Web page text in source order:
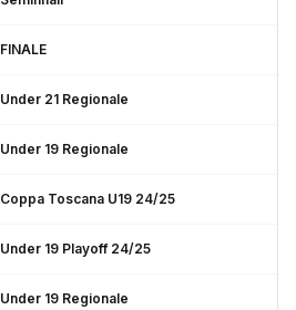
FINALE
Under 21 Regionale
Under 19 Regionale
Coppa Toscana U19 24/25
Under 19 Playoff 24/25
Under 19 Regionale